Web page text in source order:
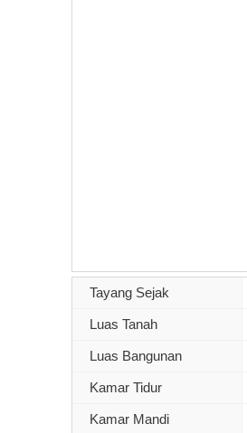
Tayang Sejak
Luas Tanah
Luas Bangunan
Kamar Tidur
Kamar Mandi